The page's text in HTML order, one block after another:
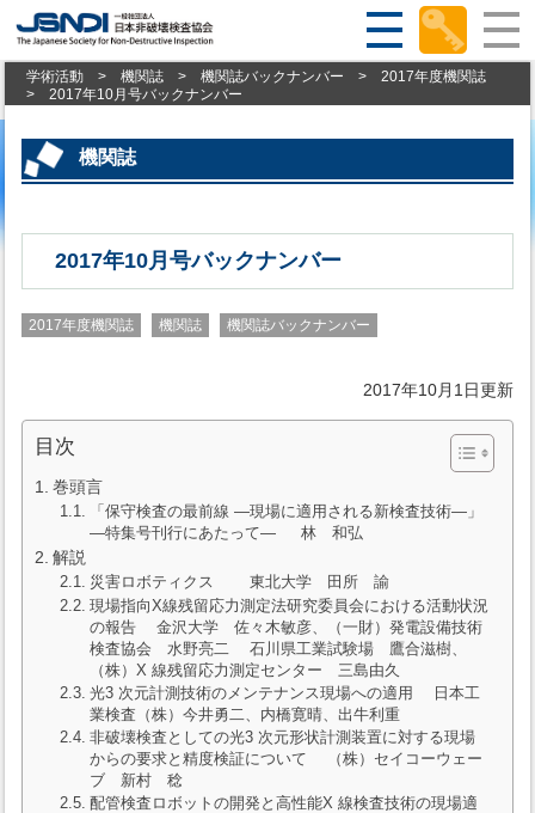
学術活動 > 機関誌 > 機関誌バックナンバー >
2017年度機関誌
>
2017年10月号バックナンバー
機関誌
2017年10月号バックナンバー
2017年度機関誌 機関誌 機関誌バックナンバー
2017年10月1日更新
目次
巻頭言
「保守検査の最前線 ―現場に適用される新検査技術―」
―特集号刊行にあたって― 林 和弘
解説
災害ロボティクス 東北大学 田所 諭
現場指向X線残留応力測定法研究委員会における活動状況
の報告 金沢大学 佐々木敏彦、（一財）発電設備技術
検査協会 水野亮二 石川県工業試験場 鷹合滋樹、
（株）X 線残留応力測定センター 三島由久
光3 次元計測技術のメンテナンス現場への適用 日本工
業検査（株）今井勇二、内橋寛晴、出牛利重
非破壊検査としての光3 次元形状計測装置に対する現場
からの要求と精度検証について （株）セイコーウェー
ブ 新村 稔
配管検査ロボットの開発と高性能X 線検査技術の現場適